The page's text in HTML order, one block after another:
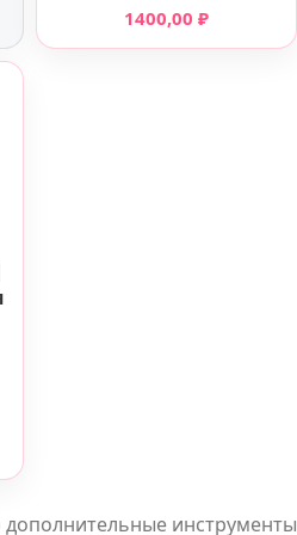
1400,00₽
дополнительные инструменты